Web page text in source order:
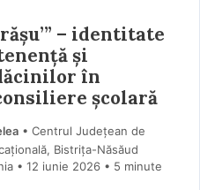
– identitate
și
în
școlară
• Centrul Județean de
Bistrița-Năsăud
12 iunie 2026 • 5 minute